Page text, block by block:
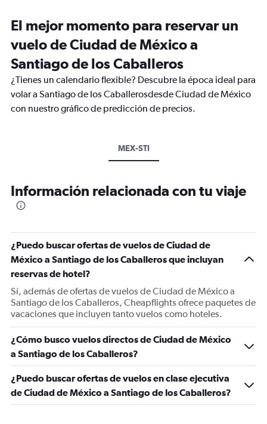
El mejor momento para reservar un
vuelo de Ciudad de México a
Santiago de los Caballeros
¿Tienes un calendario flexible? Descubre la época ideal para
volar a Santiago de los Caballerosdesde Ciudad de México
con nuestro gráfico de predicción de precios.
MEX-STI
Información relacionada con tu viaje
¿Puedo buscar ofertas de vuelos de Ciudad de
México a Santiago de los Caballeros que incluyan
reservas de hotel?
Sí, además de ofertas de vuelos de Ciudad de México a
Santiago de los Caballeros, Cheapflights ofrece paquetes de
vacaciones que incluyen tanto vuelos como hoteles.
¿Cómo busco vuelos directos de Ciudad de México
a Santiago de los Caballeros?
¿Puedo buscar ofertas de vuelos en clase ejecutiva
de Ciudad de México a Santiago de los Caballeros?